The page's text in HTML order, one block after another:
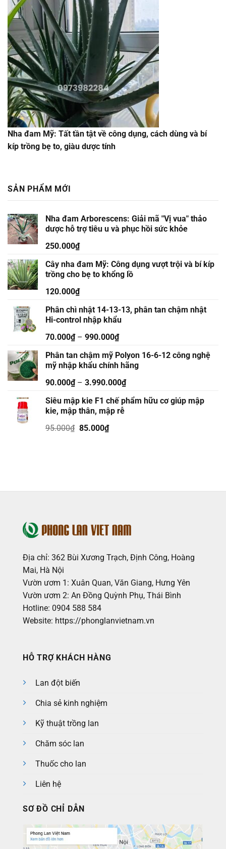
Nha đam Mỹ: Tất tần tật về công dụng, cách dùng và bí
kíp trồng bẹ to, giàu dược tính
SẢN PHẨM MỚI
Nha đam Arborescens: Giải mã "Vị vua" thảo
dược hỗ trợ tiêu u và phục hồi sức khỏe
250.000₫
Cây nha đam Mỹ: Công dụng vượt trội và bí kíp
trồng cho bẹ to khổng lồ
120.000₫
Phân chì nhật 14-13-13, phân tan chậm nhật
Hi-control nhập khẩu
70.000₫– 990.000₫
Phân tan chậm mỹ Polyon 16-6-12 công nghệ
mỹ nhập khẩu chính hãng
90.000₫– 3.990.000₫
Siêu mập kie F1 chế phẩm hữu cơ giúp mập
kie, mập thân, mập rễ
95.000₫ Giá
85.000₫Giá
Địa chỉ: 362 Bùi Xương Trạch, Định Công, Hoàng
Mai, Hà Nội
Vườn ươm 1: Xuân Quan, Văn Giang, Hưng Yên
Vườn ươm 2: An Đồng Quỳnh Phụ, Thái Bình
Hotline: 0904 588 584
Website: https://phonglanvietnam.vn
HỖ TRỢ KHÁCH HÀNG
Lan đột biến
Chia sẻ kinh nghiệm
Kỹ thuật trồng lan
Chăm sóc lan
Thuốc cho lan
Liên hệ
SƠ ĐỒ CHỈ DẪN